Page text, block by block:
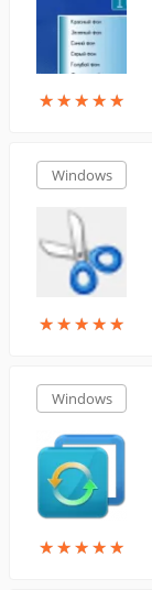
★★★★★
★★★★★
Windows
★★★★★
★★★★★
Windows
★★★★★
★★★★★